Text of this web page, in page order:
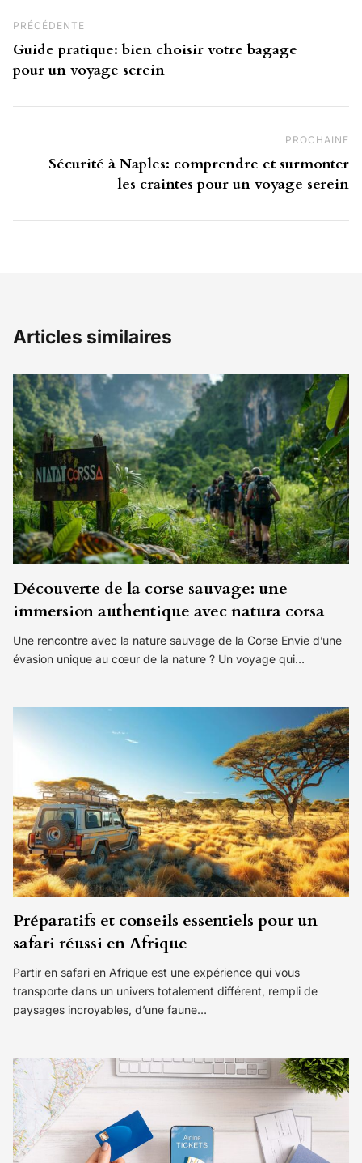
Post Précédent
PRÉCÉDENTE
Guide pratique: bien choisir votre bagage
pour un voyage serein
PROCHAINE
Sécurité à Naples: comprendre et surmonter
les craintes pour un voyage serein
Articles similaires
Découverte de la corse sauvage: une
immersion authentique avec natura corsa
Une rencontre avec la nature sauvage de la Corse Envie d’une
évasion unique au cœur de la nature ? Un voyage qui…
Préparatifs et conseils essentiels pour un
safari réussi en Afrique
Partir en safari en Afrique est une expérience qui vous
transporte dans un univers totalement différent, rempli de
paysages incroyables, d’une faune…